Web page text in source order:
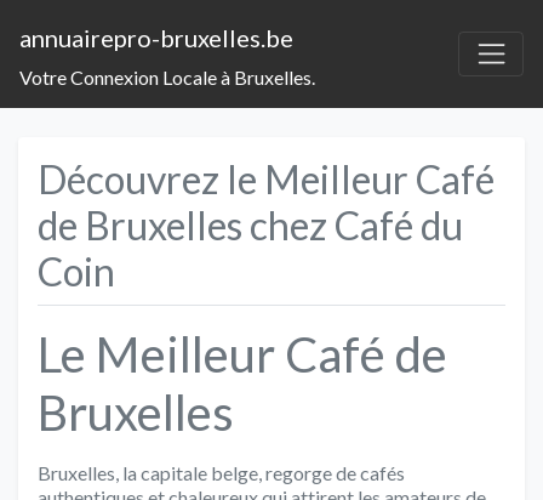
annuairepro-bruxelles.be
Votre Connexion Locale à Bruxelles.
Découvrez le Meilleur Café
de Bruxelles chez Café du
Coin
Le Meilleur Café de
Bruxelles
Bruxelles, la capitale belge, regorge de cafés